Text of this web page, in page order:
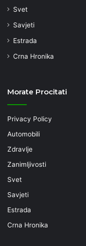
Svet
Savjeti
Estrada
Crna Hronika
Morate Procitati
Privacy Policy
Automobili
Zdravlje
Zanimljivosti
Svet
Savjeti
Estrada
Crna Hronika